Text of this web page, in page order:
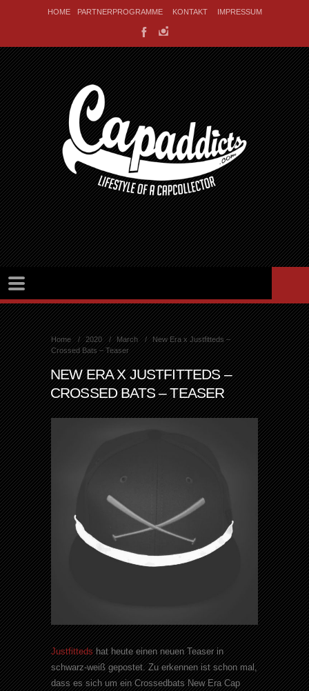
HOME PARTNERPROGRAMME KONTAKT IMPRESSUM
Home 2020 March
New Era x Justfitteds –
Crossed Bats – Teaser
NEW ERA X JUSTFITTEDS –
CROSSED BATS – TEASER
Justfittedshat heute einen neuen Teaser in
schwarz-weiß gepostet. Zu erkennen ist schon mal,
dass es sich um ein Crossedbats New Era Cap